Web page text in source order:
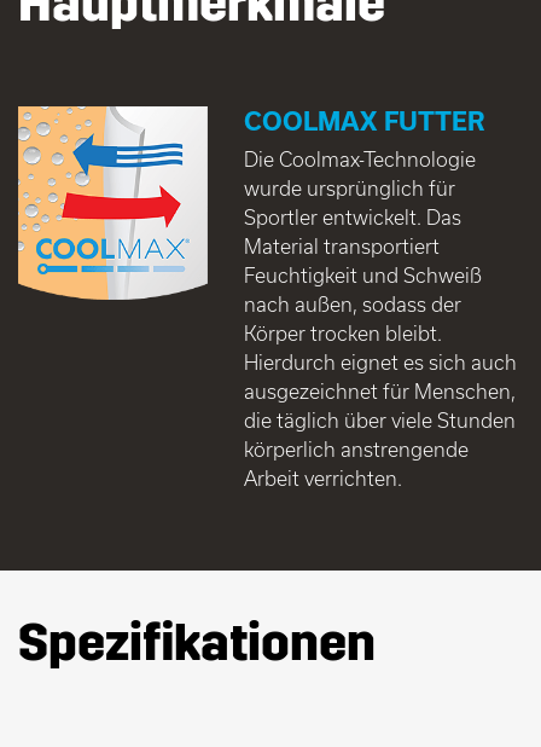
COOLMAX FUTTER
Die Coolmax-Technologie
wurde ursprünglich für
Sportler entwickelt. Das
Material transportiert
Feuchtigkeit und Schweiß
nach außen, sodass der
Körper trocken bleibt.
Hierdurch eignet es sich auch
ausgezeichnet für Menschen,
die täglich über viele Stunden
körperlich anstrengende
Arbeit verrichten.
Spezifikationen